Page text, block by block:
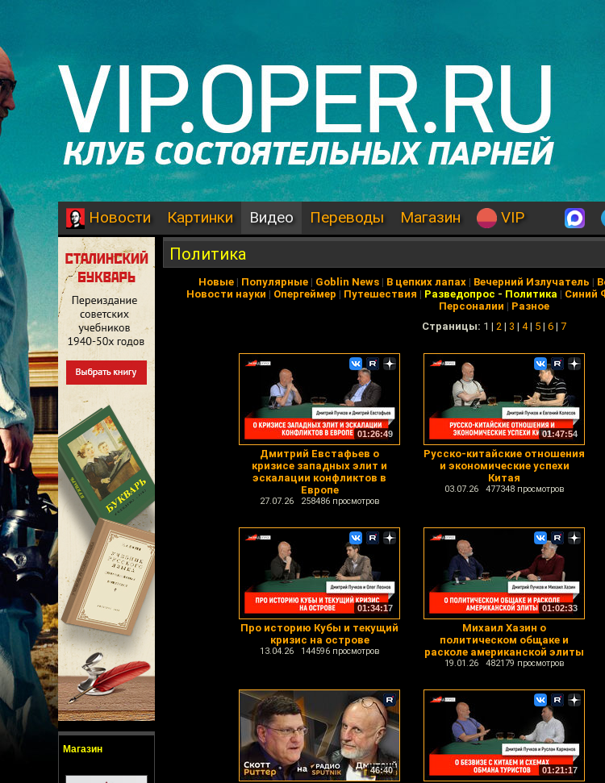
Новости Картинки Видео Переводы Магазин VIP
Магазин
Политика
Новые | Популярные | Goblin News | В цепких лапах | Вечерний Излучатель |
Новости науки | Опергеймер | Путешествия | Разведопрос - Политика | Синий
Персоналии | Разное
Cтраницы: 1 | 2| 3 | 4| 5| 6| 7
01:26:49
Дмитрий Евстафьев о
кризисе западных элит и
эскалации конфликтов в
Европе
27.07.26 258486 просмотров
01:47:54
Русско-китайские отношения
и экономические успехи
Китая
03.07.26 477348 просмотров
01:34:17
Про историю Кубы и текущий
кризис на острове
13.04.26 144596 просмотров
01:02:33
Михаил Хазин о
политическом общаке и
расколе американской элиты
19.01.26 482179 просмотров
46:40 01:21:17